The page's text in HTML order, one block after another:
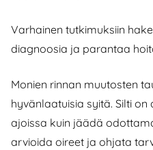
Varhainen tutkimuksiin
diagnoosia ja parantaa
Monien rinnan muutosten
hyvänlaatuisia syitä. Silti
ajoissa kuin jäädä
arvioida oireet ja ohjata